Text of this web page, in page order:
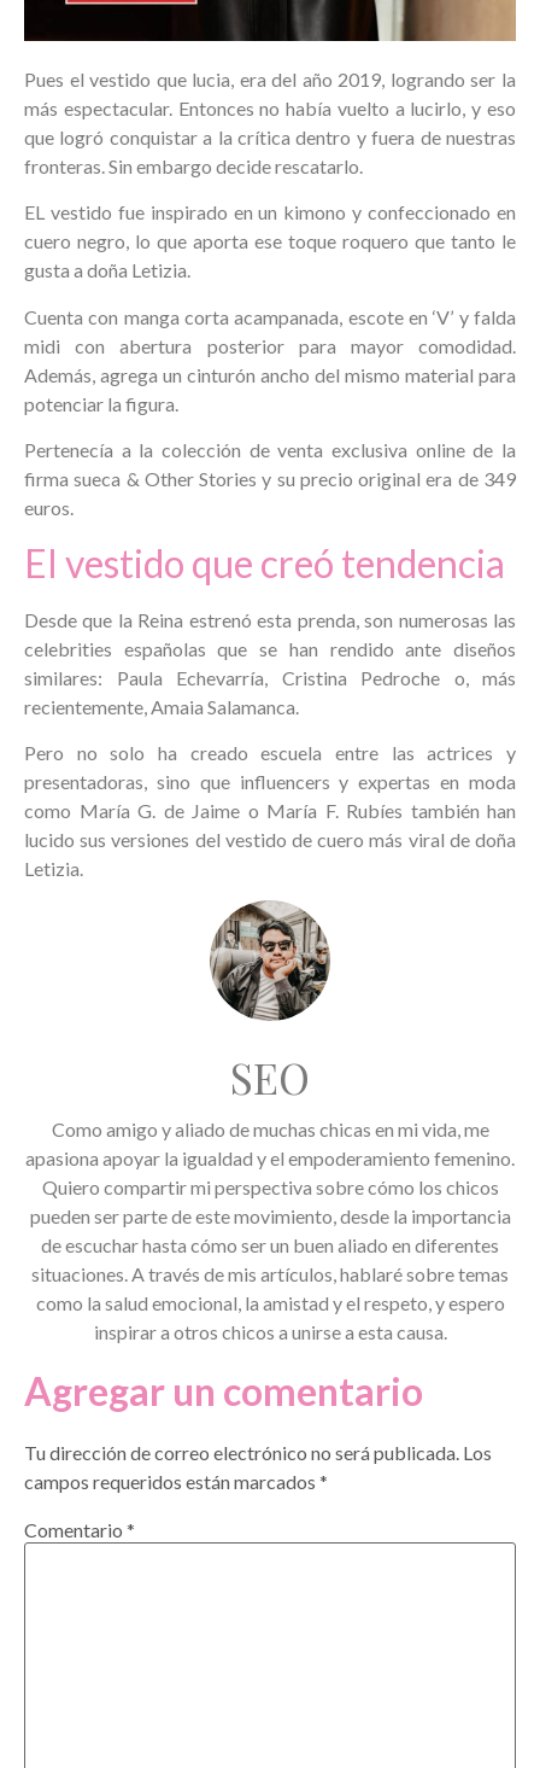
Pues el vestido que lucia, era del año 2019, logrando ser la
más espectacular. Entonces no había vuelto a lucirlo, y eso
que logró conquistar a la crítica dentro y fuera de nuestras
fronteras. Sin embargo decide rescatarlo.
EL vestido fue inspirado en un kimono y confeccionado en
cuero negro, lo que aporta ese toque roquero que tanto le
gusta a doña Letizia.
Cuenta con manga corta acampanada, escote en ‘V’ y falda
midi con abertura posterior para mayor comodidad.
Además, agrega un cinturón ancho del mismo material para
potenciar la figura.
Pertenecía a la colección de venta exclusiva online de la
firma sueca & Other Stories y su precio original era de 349
euros.
El vestido que creó tendencia
Desde que la Reina estrenó esta prenda, son numerosas las
celebrities españolas que se han rendido ante diseños
similares: Paula Echevarría, Cristina Pedroche o, más
recientemente, Amaia Salamanca.
Pero no solo ha creado escuela entre las actrices y
presentadoras, sino que influencers y expertas en moda
como María G. de Jaime o María F. Rubíes también han
lucido sus versiones del vestido de cuero más viral de doña
Letizia.
SEO
Como amigo y aliado de muchas chicas en mi vida, me
apasiona apoyar la igualdad y el empoderamiento femenino.
Quiero compartir mi perspectiva sobre cómo los chicos
pueden ser parte de este movimiento, desde la importancia
de escuchar hasta cómo ser un buen aliado en diferentes
situaciones. A través de mis artículos, hablaré sobre temas
como la salud emocional, la amistad y el respeto, y espero
inspirar a otros chicos a unirse a esta causa.
Agregar un comentario
Tu dirección de correo electrónico no será publicada. Los
campos requeridos están marcados *
Comentario *